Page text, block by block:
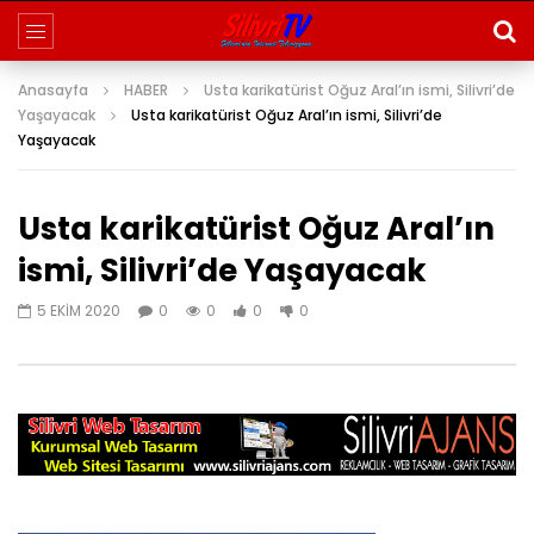
Anasayfa HABER
Usta karikatürist Oğuz Aral’ın ismi, Silivri’de
Yaşayacak
Usta karikatürist Oğuz Aral’ın ismi, Silivri’de
Yaşayacak
Usta karikatürist Oğuz Aral’ın
ismi, Silivri’de Yaşayacak
5 EKIM 2020 0 0 0 0